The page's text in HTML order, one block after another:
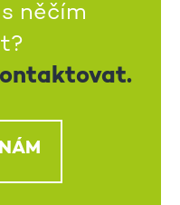
něčím